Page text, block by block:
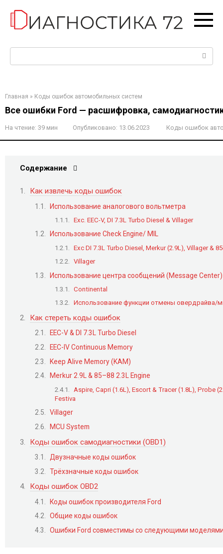
контенту
Главная » Коды ошибок автомобильных систем
Все ошибки Ford — расшифровка,
На чтение: 39 мин Опубликовано: 13.06.2023 Коды ошибок
Содержание
Как извлечь коды ошибок
Использование аналогового вольтметра
Exc. EEC-V, DI 7.3L Turbo Diesel & Villager
Использование Check Engine/ MIL
Exc DI 7.3L Turbo Diesel, Merkur (2.9L), Villager &
Villager
Использование центра сообщений (Message Center)
Continental
Использование функции отмены овердрайва/
Как стереть коды ошибок
EEC-V & DI 7.3L Turbo Diesel
EEC-IV Continuous Memory
Keep Alive Memory (KAM)
Merkur 2.9L & 85–88 2.3L Engine
Aspire, Capri (1.6L), Escort & Tracer (1.8L), Probe
Festiva
Villager
MCU System
Коды ошибок самодиагностики (OBD1)
Двузначные коды ошибок
Трёхзначные коды ошибок
Коды ошибок OBD2
Коды ошибок производителя Ford
Общие коды ошибок
Ошибки Ford совместимы со следующими